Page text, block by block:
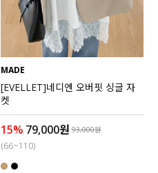
MADE
[EVELLET]네디엔 오버핏 싱글 자
켓
15% 79,000원 93,000원
(66~110)